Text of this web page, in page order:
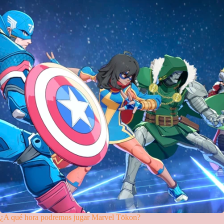
¿A qué hora podremos jugar Marvel Tōkon?